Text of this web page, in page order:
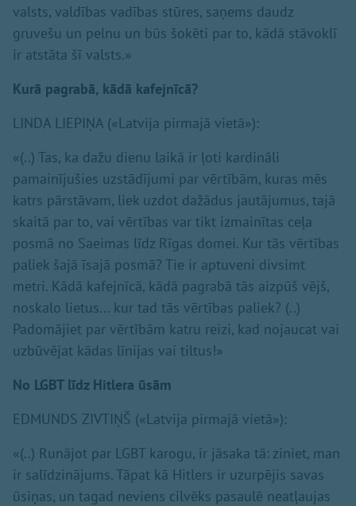
valsts, valdības vadības stūres, saņems daudz
gruvešu un pelnu un būs šokēti par to, kādā stāvoklī
ir atstāta šī valsts.»
Kurā pagrabā, kādā kafejnīcā?
LINDA LIEPIŅA («Latvija pirmajā vietā»):
«(..) Tas, ka dažu dienu laikā ir ļoti kardināli
pamainījušies uzstādījumi par vērtībām, kuras mēs
katrs pārstāvam, liek uzdot dažādus jautājumus, tajā
skaitā par to, vai vērtības var tikt izmainītas ceļa
posmā no Saeimas līdz Rīgas domei. Kur tās vērtības
paliek šajā īsajā posmā? Tie ir aptuveni divsimt
metri. Kādā kafejnīcā, kādā pagrabā tās aizpūš vējš,
noskalo lietus... kur tad tās vērtības paliek? (..)
Padomājiet par vērtībām katru reizi, kad nojaucat vai
uzbūvējat kādas līnijas vai tiltus!»
No LGBT līdz Hitlera ūsām
EDMUNDS ZIVTIŅŠ («Latvija pirmajā vietā»):
«(..) Runājot par LGBT karogu, ir jāsaka tā: ziniet, man
ir salīdzinājums. Tāpat kā Hitlers ir uzurpējis savas
ūsiņas, un tagad neviens cilvēks pasaulē neatļaujas